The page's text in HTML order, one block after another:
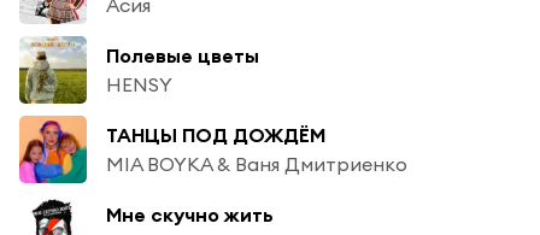
Полевые цветы
HENSY
ТАНЦЫ ПОД ДОЖДЁМ
MIA BOYKA & Ваня Дмитриенко
Мне скучно жить